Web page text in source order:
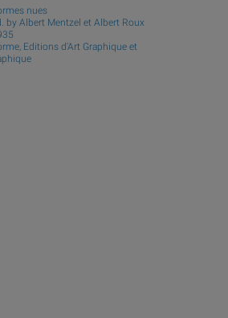
nues
by Albert Mentzel et Albert Roux
Editions d'Art Graphique et